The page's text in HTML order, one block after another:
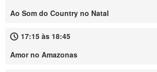
Ao Som do Country no Natal
17:15 às 18:45
Amor no Amazonas